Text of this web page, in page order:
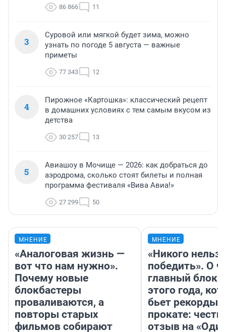
86 866 11
3
Суровой или мягкой будет зима, можно
узнать по погоде 5 августа — важные
приметы
77 343 12
4
Пирожное «Картошка»: классический рецепт
в домашних условиях с тем самым вкусом из
детства
30 257 13
5
Авиашоу в Мочище — 2026: как добраться до
аэродрома, сколько стоят билеты и полная
программа фестиваля «Вива Авиа!»
27 299 50
МНЕНИЕ
«Аналоговая жизнь —
вот что нам нужно».
Почему новые
блокбастеры
проваливаются, а
повторы старых
фильмов собирают
МНЕНИЕ
«Никого нельзя
победить». О
главный
этого года,
бьет рекорды в
прокате:
отзыв на